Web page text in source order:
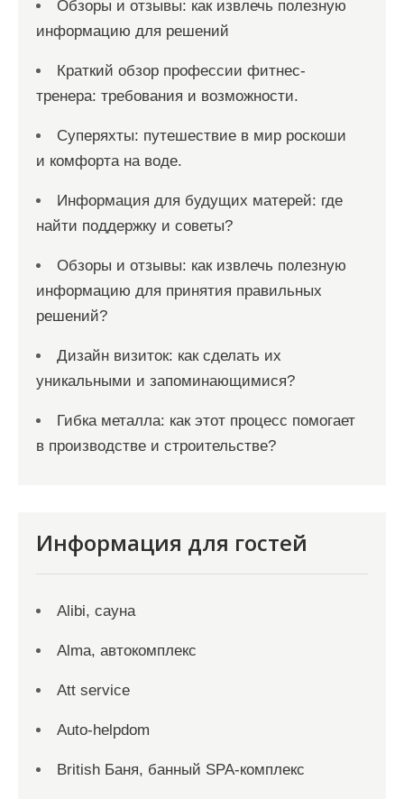
Обзоры и отзывы: как извлечь полезную
информацию для решений
Краткий обзор профессии фитнес-
тренера: требования и возможности.
Суперяхты: путешествие в мир роскоши
и комфорта на воде.
Информация для будущих матерей: где
найти поддержку и советы?
Обзоры и отзывы: как извлечь полезную
информацию для принятия правильных
решений?
Дизайн визиток: как сделать их
уникальными и запоминающимися?
Гибка металла: как этот процесс помогает
в производстве и строительстве?
Информация для гостей
Alibi, сауна
Alma, автокомплекс
Att service
Auto-helpdom
British Баня, банный SPA-комплекс